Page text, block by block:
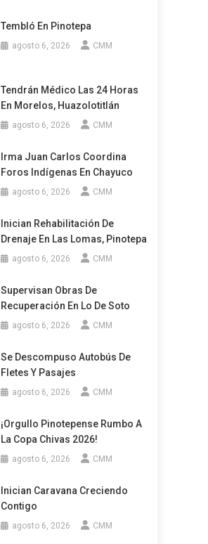
Tembló En Pinotepa
agosto 6, 2026 CMM
Tendrán Médico Las 24 Horas
En Morelos, Huazolotitlán
agosto 6, 2026 CMM
Irma Juan Carlos Coordina
Foros Indígenas En Chayuco
agosto 6, 2026 CMM
Inician Rehabilitación De
Drenaje En Las Lomas, Pinotepa
agosto 6, 2026 CMM
Supervisan Obras De
Recuperación En Lo De Soto
agosto 6, 2026 CMM
Se Descompuso Autobús De
Fletes Y Pasajes
agosto 6, 2026 CMM
¡Orgullo Pinotepense Rumbo A
La Copa Chivas 2026!
agosto 6, 2026 CMM
Inician Caravana Creciendo
Contigo
agosto 6, 2026 CMM